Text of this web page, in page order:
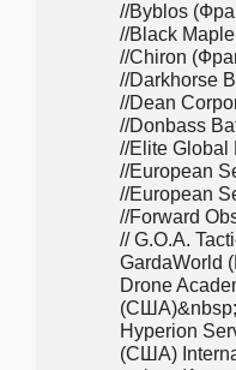
//Byblos
//Black
//Chiron
//Darkhorse
//Dean
//Donbass
//Elite Global
//European
//European
//Forward
// G.O.A.
GardaWorld
Drone
(США)&nbsp;
Hyperion
(США)